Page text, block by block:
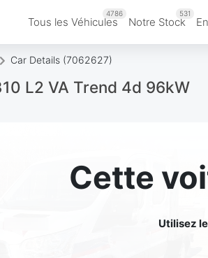
Tous les Véhicules
4786
Notre Stock
531
Car Details (7062627)
L2 VA Trend 4d 96kW
Cette
Utilisez